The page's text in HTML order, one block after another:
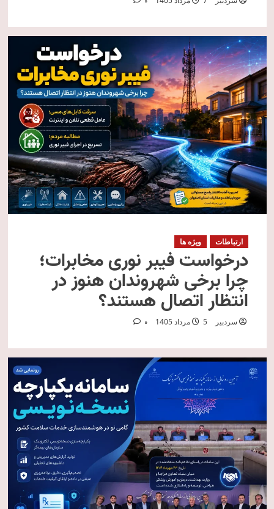
ارتباطات ویژه ها
درخواست فیبر نوری مخابرات؛
چرا برخی شهروندان هنوز در
انتظار اتصال هستند؟
سردبیر 5 مرداد 1405 0